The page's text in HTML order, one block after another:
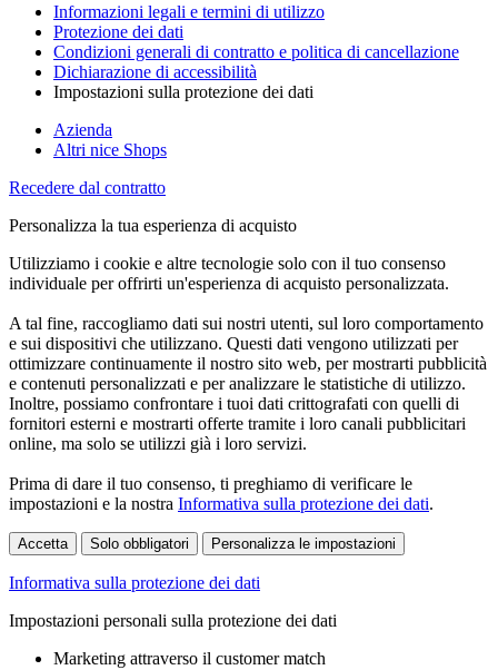
Informazioni legali e termini di utilizzo
Protezione dei dati
Condizioni generali di contratto e politica di cancellazione
Dichiarazione di accessibilità
Impostazioni sulla protezione dei dati
Azienda
Altri nice Shops
Recedere dal contratto
Personalizza la tua esperienza di acquisto
Utilizziamo i cookie e altre tecnologie solo con il tuo consenso
individuale per offrirti un'esperienza di acquisto personalizzata.
A tal fine, raccogliamo dati sui nostri utenti, sul loro comportamento
e sui dispositivi che utilizzano. Questi dati vengono utilizzati per
ottimizzare continuamente il nostro sito web, per mostrarti pubblicità
e contenuti personalizzati e per analizzare le statistiche di utilizzo.
Inoltre, possiamo confrontare i tuoi dati crittografati con quelli di
fornitori esterni e mostrarti offerte tramite i loro canali pubblicitari
online, ma solo se utilizzi già i loro servizi.
Prima di dare il tuo consenso, ti preghiamo di verificare le
impostazioni e la nostra Informativa sulla protezione dei dati.
Accetta Solo obbligatori Personalizza le impostazioni
Informativa sulla protezione dei dati
Impostazioni personali sulla protezione dei dati
Marketing attraverso il customer match